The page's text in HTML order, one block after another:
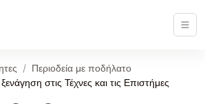
Περιοδεία με ποδήλατο
στις Τέχνες και τις Επιστήμες